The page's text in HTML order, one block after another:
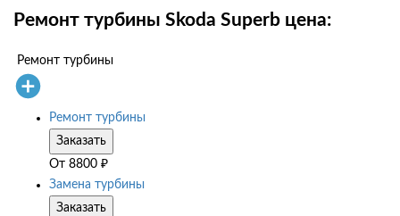
Ремонт турбины Skoda Superb цена:
Ремонт турбины
Ремонт турбины
Заказать
От 8800 ₽
Замена турбины
Заказать